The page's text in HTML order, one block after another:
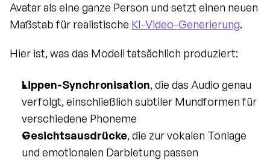
Avatar als eine ganze Person und setzt einen neuen
Maßstab für realistische KI-Video-Generierung.
Hier ist, was das Modell tatsächlich produziert:
Lippen-Synchronisation, die das Audio genau
verfolgt, einschließlich subtiler Mundformen für
verschiedene Phoneme
Gesichtsausdrücke, die zur vokalen Tonlage
und emotionalen Darbietung passen